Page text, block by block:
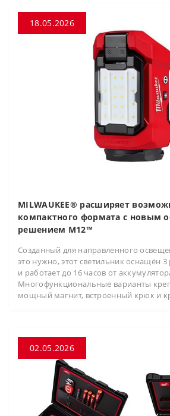
18.05.2026
MILWAUKEE® расширяет
компактного формата с новым
решением M12™
Созданный для направленного
это нужно, этот светильник оснащён
и работает до 16 часов от
Многофункциональные варианты
мощный магнит, встроенный крюк и
02.05.2026